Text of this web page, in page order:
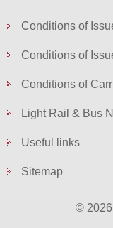
Conditions of
Conditions of
Conditions of
Light Rail & Bus
Useful links
Sitemap
© 2026